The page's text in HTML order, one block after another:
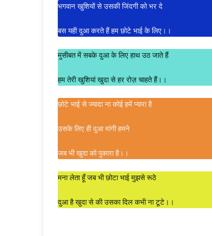
भगवान खुशियों से उसकी जिंदगी को भर दे
बस यही दुआ करते हैं हम छोटे भाई के लिए।।
मुसीबत में सबके दुआ के लिए हाथ उठ जाते हैं
हम तेरी खुशियां खुदा से हर रोज़ चाहते हैं।।
छोटे भाई से ज्यादा ना कोई हमें प्यारा है
उसके लिए ही दुआ मांगी हमने
जब भी खुदा को पुकारा है।।
मना लेता हूँ जब भी छोटा भाई मुझसे रूठे
दुआ है खुदा से की उसका दिल कभी ना टूटे।।